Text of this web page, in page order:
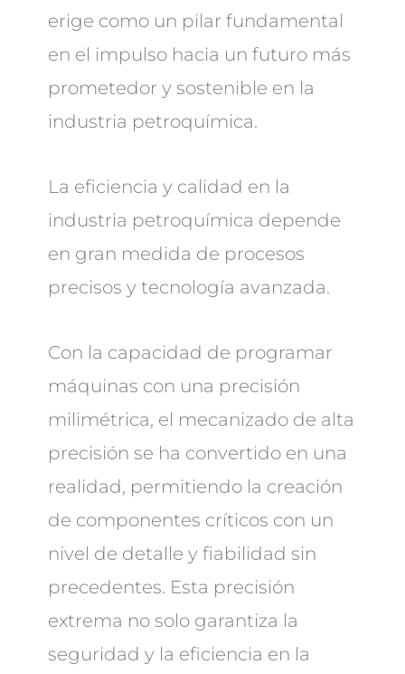
erige como un pilar fundamental
en el impulso hacia un futuro más
prometedor y sostenible en la
industria petroquímica.
La eficiencia y calidad en la
industria petroquímica depende
en gran medida de procesos
precisos y tecnología avanzada.
Con la capacidad de programar
máquinas con una precisión
milimétrica, el mecanizado de alta
precisión se ha convertido en una
realidad, permitiendo la creación
de componentes críticos con un
nivel de detalle y fiabilidad sin
precedentes. Esta precisión
extrema no solo garantiza la
seguridad y la eficiencia en la